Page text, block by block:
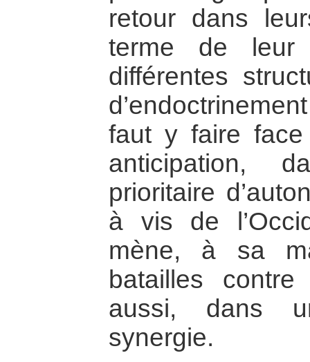
retour dans
terme de leur
différentes
faut y faire
anticipation,
prioritaire
à vis de
mène, à sa
batailles
aussi, dans
synergie.